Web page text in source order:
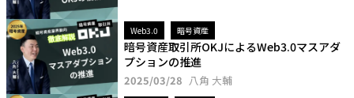
Web3.0 暗号資産
暗号資産取引所OKJによるWeb3.0マスアダ
プションの推進
2025/03/28 八角 大輔